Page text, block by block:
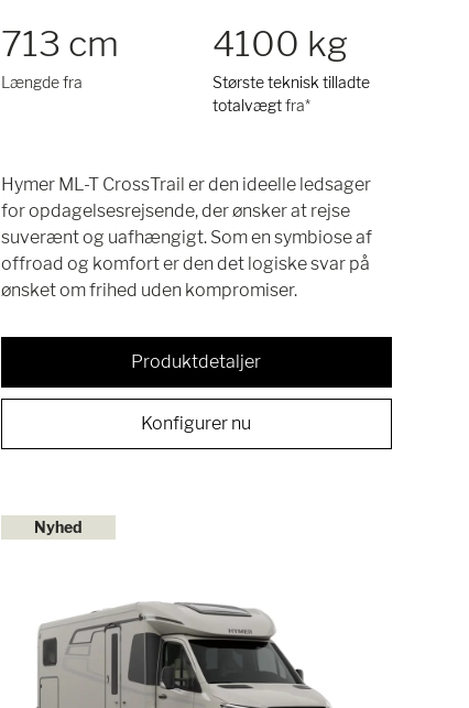
713 cm
Længde fra
4100 kg
Største teknisk tilladte
totalvægtfra*
Hymer ML-T CrossTrail er den ideelle ledsager
for opdagelsesrejsende, der ønsker at rejse
suverænt og uafhængigt. Som en symbiose af
offroad og komfort er den det logiske svar på
ønsket om frihed uden kompromiser.
Produktdetaljer
Konfigurer nu
Nyhed